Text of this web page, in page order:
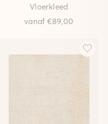
Vloerkleed
vanaf€89,00